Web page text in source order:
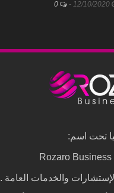
-
تحت اسم:
Rozaro
والخدمات العامة .